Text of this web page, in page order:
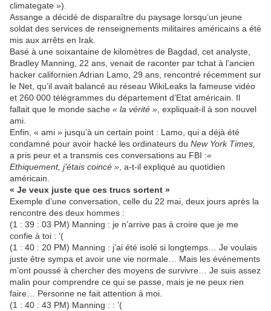
climategate »).
Assange a décidé de disparaître du paysage lorsqu’un jeune
soldat des services de renseignements militaires américains a été
mis aux arrêts en Irak.
Basé à une soixantaine de kilomètres de Bagdad, cet analyste,
Bradley Manning, 22 ans, venait de raconter par tchat à l’ancien
hacker californien Adrian Lamo, 29 ans, rencontré récemment sur
le Net, qu’il avait balancé au réseau WikiLeaks la fameuse vidéo
et 260 000 télégrammes du département d’Etat américain. Il
fallait que le monde sache « la vérité » , expliquait-il à son nouvel
ami.
Enfin, « ami » jusqu’à un certain point : Lamo, qui a déjà été
condamné pour avoir hacké les ordinateurs du New York Times,
a pris peur et a transmis ces conversations au FBI :«
Ethiquement, j’étais coincé » , a-t-il expliqué au quotidien
américain.
« Je veux juste que ces trucs sortent »
Exemple d’une conversation, celle du 22 mai, deux jours après la
rencontre des deux hommes :
(1 : 39 : 03 PM) Manning : je n’arrive pas à croire que je me
confie à toi : ’(
(1 : 40 : 20 PM) Manning : j’ai été isolé si longtemps… Je voulais
juste être sympa et avoir une vie normale… Mais les événements
m’ont poussé à chercher des moyens de survivre… Je suis assez
malin pour comprendre ce qui se passe, mais je ne peux rien
faire… Personne ne fait attention à moi.
(1 : 40 : 43 PM) Manning : : ’(